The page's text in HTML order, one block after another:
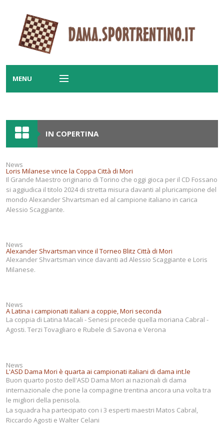
MENU
PRINCIPALE
Notizie
Ranking
Classifiche
Regole
Link
IN COPERTINA
News
Loris Milanese vince la Coppa Città di Mori
Il Grande Maestro originario di Torino che oggi gioca per il CD Fossano
si aggiudica il titolo 2024 di stretta misura davanti al pluricampione del
mondo Alexander Shvartsman ed al campione italiano in carica
Alessio Scaggiante.
News
Alexander Shvartsman vince il Torneo Blitz Città di Mori
Alexander Shvartsman vince davanti ad Alessio Scaggiante e Loris
Milanese.
News
A Latina i campionati italiani a coppie, Mori seconda
La coppia di Latina Macali - Senesi precede quella moriana Cabral -
Agosti. Terzi Tovagliaro e Rubele di Savona e Verona
News
L'ASD Dama Mori è quarta ai campionati italiani di dama int.le
Buon quarto posto dell'ASD Dama Mori ai nazionali di dama
internazionale che pone la compagine trentina ancora una volta tra
le migliori della penisola.
La squadra ha partecipato con i 3 esperti maestri Matos Cabral,
Riccardo Agosti e Walter Celani